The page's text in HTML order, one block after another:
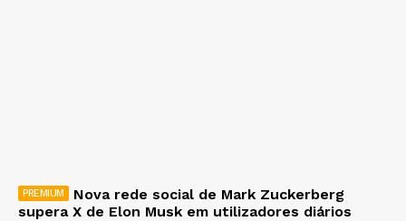
Nova rede social de Mark Zuckerberg
supera X de Elon Musk em utilizadores diários